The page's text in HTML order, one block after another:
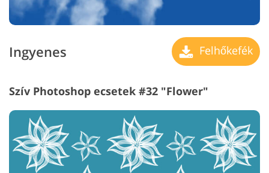
Ingyenes Felhőkefék
Szív Photoshop ecsetek #32 "Flower"